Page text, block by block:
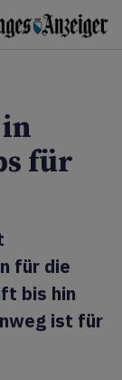
für
für die
bis hin
ist für